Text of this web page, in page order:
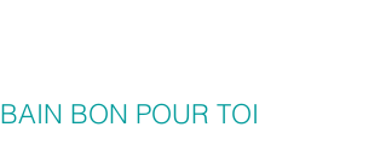
BAIN BON POUR TOI